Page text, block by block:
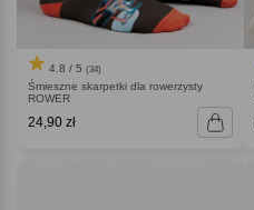
4.8 / 5 (34)
Śmieszne skarpetki dla rowerzysty
ROWER
24,90 zł